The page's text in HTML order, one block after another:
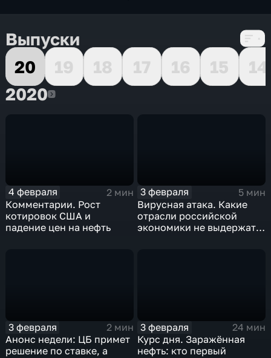
Выпуски
20
19 18 17 16 15
14
20202020
4 февраля
2 мин
Комментарии. Рост
котировок США и
падение цен на нефть
3 февраля
5 мин
Вирусная атака. Какие
отрасли российской
экономики не выдержат
3 февраля
2 мин
Анонс недели: ЦБ примет
решение по ставке, а
3 февраля
24 мин
Курс дня. Заражённая
нефть: кто первый